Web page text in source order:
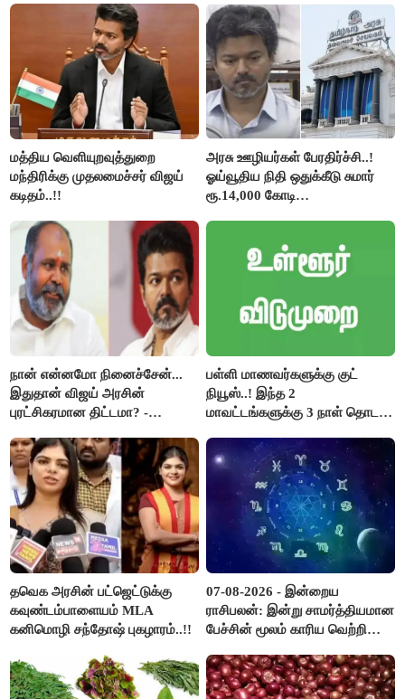
கேள்வி..!
மத்திய வெளியுறவுத்துறை
மந்திரிக்கு முதலமைச்சர் விஜய்
கடிதம்..!!
அரசு ஊழியர்கள் பேரதிர்ச்சி..!
ஓய்வூதிய நிதி ஒதுக்கீடு சுமார்
ரூ.14,000 கோடி
நான் என்னமோ நினைச்சேன்...
இதுதான் விஜய் அரசின்
புரட்சிகரமான திட்டமா? -
பள்ளி மாணவர்களுக்கு குட்
நியூஸ்..! இந்த 2
மாவட்டங்களுக்கு 3 நாள் தொடர்
தவெக அரசின் பட்ஜெட்டுக்கு
கவுண்டம்பாளையம் MLA
கனிமொழி சந்தோஷ் புகழாரம்..!!
07-08-2026 - இன்றைய
ராசிபலன்: இன்று சாமர்த்தியமான
பேச்சின் மூலம் காரிய வெற்றி
பொறுப்புகளை ஒப்படைப்பதில்
கவனம் தேவை..!